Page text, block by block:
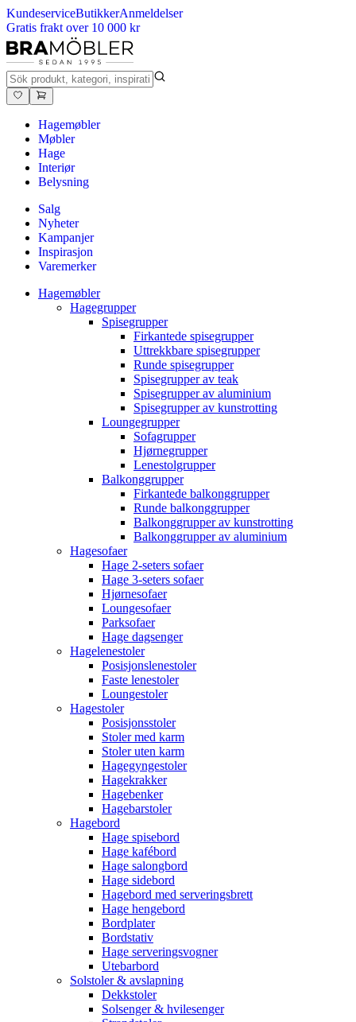
KundeserviceButikkerAnmeldelser
Gratis frakt over 10 000 kr
Hagemøbler
Møbler
Hage
Interiør
Belysning
Salg
Nyheter
Kampanjer
Inspirasjon
Varemerker
Hagemøbler
Hagegrupper
Spisegrupper
Firkantede spisegrupper
Uttrekkbare spisegrupper
Runde spisegrupper
Spisegrupper av teak
Spisegrupper av aluminium
Spisegrupper av kunstrotting
Loungegrupper
Sofagrupper
Hjørnegrupper
Lenestolgrupper
Balkonggrupper
Firkantede balkonggrupper
Runde balkonggrupper
Balkonggrupper av kunstrotting
Balkonggrupper av aluminium
Hagesofaer
Hage 2-seters sofaer
Hage 3-seters sofaer
Hjørnesofaer
Loungesofaer
Parksofaer
Hage dagsenger
Hagelenestoler
Posisjonslenestoler
Faste lenestoler
Loungestoler
Hagestoler
Posisjonsstoler
Stoler med karm
Stoler uten karm
Hagegyngestoler
Hagekrakker
Hagebenker
Hagebarstoler
Hagebord
Hage spisebord
Hage kafébord
Hage salongbord
Hage sidebord
Hagebord med serveringsbrett
Hage hengebord
Bordplater
Bordstativ
Hage serveringsvogner
Utebarbord
Solstoler & avslapning
Dekkstoler
Solsenger & hvilesenger